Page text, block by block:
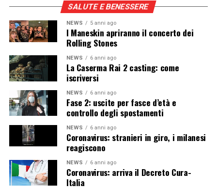
SALUTE E BENESSERE
NEWS 5 anni ago
I Maneskin apriranno il concerto dei
Rolling Stones
NEWS 6 anni ago
La Caserma Rai 2 casting: come
iscriversi
NEWS 6 anni ago
Fase 2: uscite per fasce d’età e
controllo degli spostamenti
NEWS 6 anni ago
Coronavirus: stranieri in giro, i milanesi
reagiscono
NEWS 6 anni ago
Coronavirus: arriva il Decreto Cura-
Italia